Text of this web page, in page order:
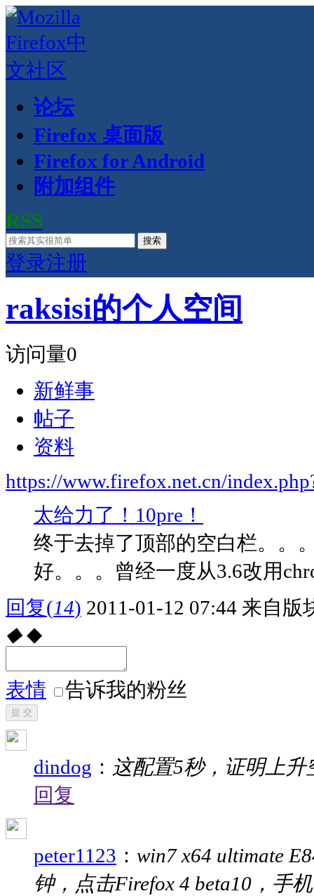
论坛
Firefox 桌面版
Firefox for Android
附加组件
RSS
搜索
登录注册
raksisi的个人空间
访问量0
新鲜事
帖子
资料
https://www.firefox.net.cn/
太给力了！10pre！
终于去掉了顶部的空白栏。。
好。。。曾经一度从3.6改用
回复(14) 2011-01-12 07:44 来自版
◆ ◆
表情 告诉我的粉丝
提 交
dindog ： 这配置5秒，证明上
回复
peter1123 ： win7 x64 ultimate
钟，点击Firefox 4 beta10，手